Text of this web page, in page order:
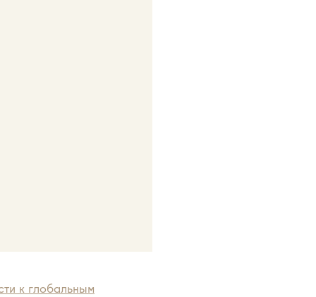
к глобальным